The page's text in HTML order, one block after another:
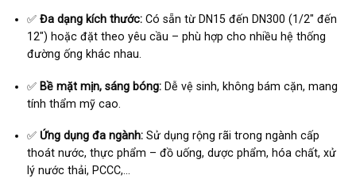
✅ Đa dạng kích thước:Có sẵn từ DN15 đến DN300 (1/2″ đến
12″) hoặc đặt theo yêu cầu – phù hợp cho nhiều hệ thống
đường ống khác nhau.
✅ Bề mặt mịn, sáng bóng:Dễ vệ sinh, không bám cặn, mang
tính thẩm mỹ cao.
✅ Ứng dụng đa ngành:Sử dụng rộng rãi trong ngành cấp
thoát nước, thực phẩm – đồ uống, dược phẩm, hóa chất, xử
lý nước thải, PCCC,…